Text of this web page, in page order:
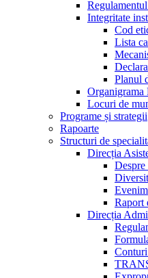
Integritate
Cod
Lista
Planul
Organigrama
Locuri de
Programe și strategii
Rapoarte
Structuri de
Direcția
Raport
Direcția